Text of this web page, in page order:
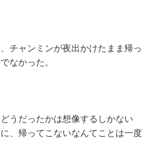
チャンミンが夜出かけたまま帰っ
なかった。
うだったかは想像するしかない
、帰ってこないなんてことは一度